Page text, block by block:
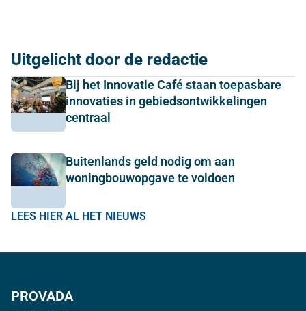
Uitgelicht door de redactie
Bij het Innovatie Café staan toepasbare
innovaties in gebiedsontwikkelingen
centraal
Buitenlands geld nodig om aan
woningbouwopgave te voldoen
LEES HIER AL HET NIEUWS
PROVADA